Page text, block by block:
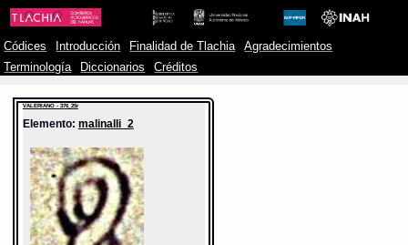
Códices Introducción Finalidad de Tlachia
Agradecimientos
Terminología
Diccionarios Créditos
VALERIANO - 376_25r
Elemento: malinalli_2